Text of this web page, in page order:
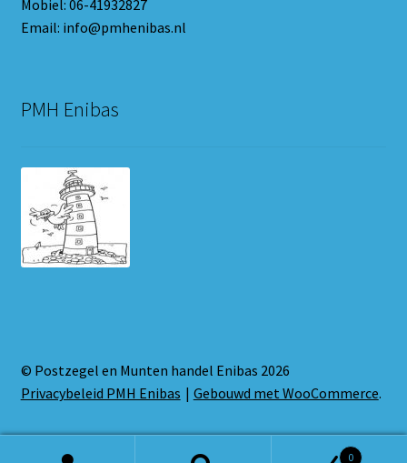
Mobiel: 06-41932827
Email: info@pmhenibas.nl
PMH Enibas
© Postzegel en Munten handel Enibas 2026
Privacybeleid PMH Enibas
Gebouwd met WooCommerce.
0